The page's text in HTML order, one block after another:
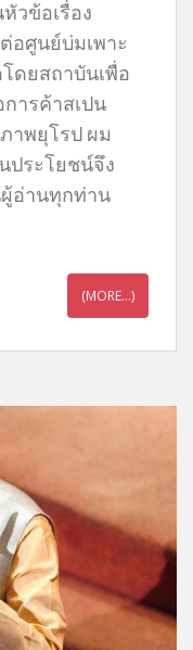
วข้อเรื่อง
อศูนย์บ่มเพาะ
ดยสถาบันเพื่อ
ารค้าสเปน
าพยุโรป ผม
ประโยชน์จึง
อ่านทุกท่าน
(MORE…)